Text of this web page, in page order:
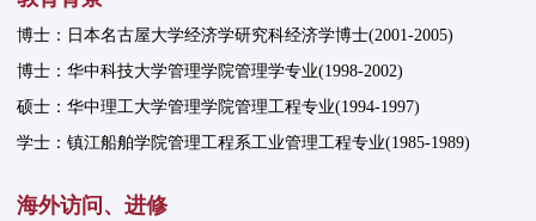
博士：日本名古屋大学经济学研究科经济学博士(2001-2005)
博士：华中科技大学管理学院管理学专业(1998-2002)
硕士：华中理工大学管理学院管理工程专业(1994-1997)
学士：镇江船舶学院管理工程系工业管理工程专业(1985-1989)
海外访问、进修